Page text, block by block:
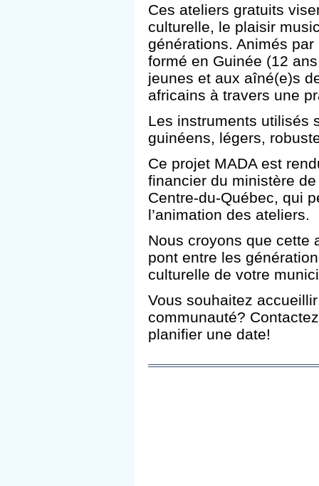
Ces ateliers gratuits
culturelle, le plaisir
générations. Animés
formé en Guinée (12
jeunes et aux aîné(e)s
africains à travers une
Les instruments utilisés
guinéens, légers,
Ce projet MADA est
financier du ministère
Centre-du-Québec, qui
l’animation des ateliers.
Nous croyons que cette
pont entre les
culturelle de votre
Vous souhaitez
communauté?
planifier une date!